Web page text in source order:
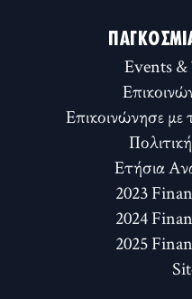
Events
Επικοινώνησε με
Ετήσια
2023
2024
2025